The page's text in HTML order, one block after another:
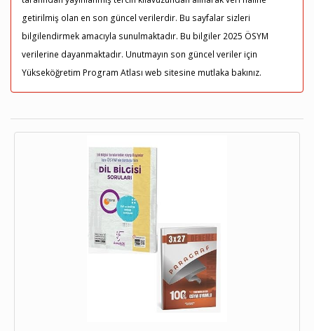
getirilmiş olan en son güncel verilerdir. Bu sayfalar sizleri
bilgilendirmek amacıyla sunulmaktadır. Bu bilgiler 2025 ÖSYM
verilerine dayanmaktadır. Unutmayın son güncel veriler için
Yükseköğretim Program Atlası web sitesine mutlaka bakınız.